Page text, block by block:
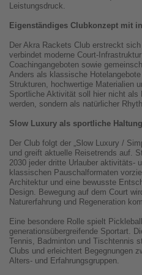
Leistungsdruck.
Eigenständiges Clubkonzept mit
Der Akra Rackets Club erstreckt
verbindet moderne Court-
Coachingangeboten sowie
Anders als klassische
Strukturen, hochwertige Materialien
Sportliche Aktivität soll hier nicht als
werden, sondern als natürlicher
Slow Luxury als sportliche Haltung
Der Club folgt der „Slow Luxury /
und greift aktuelle Reisetrends auf.
2030 jeder dritte Urlauber aktivitäts-
klassischen Pauschalformaten
Architektur und eine bewusste
Design. Bewegung auf dem Court
Naturerfahrung und Regeneration
Eine besondere Rolle spielt
generationsübergreifende Sportart.
Tennis, Badminton und Tischtennis
Clubs und erleichtert Begegnungen
Alters- und Erfahrungsgruppen.